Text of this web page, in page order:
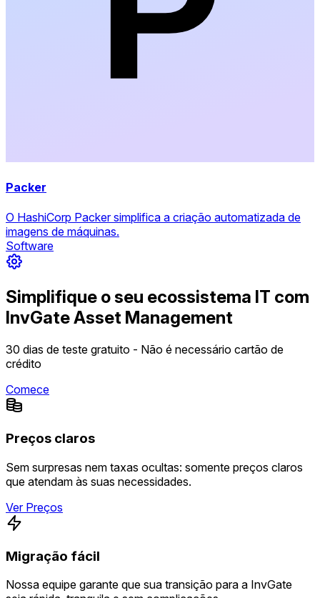
Packer
O HashiCorp Packer simplifica a criação automatizada de
imagens de máquinas.
Software
Simplifique o seu ecossistema IT com
InvGate Asset Management
30 dias de teste gratuito - Não é necessário cartão de
crédito
Comece
Preços claros
Sem surpresas nem taxas ocultas: somente preços claros
que atendam às suas necessidades.
Ver Preços
Migração fácil
Nossa equipe garante que sua transição para a InvGate